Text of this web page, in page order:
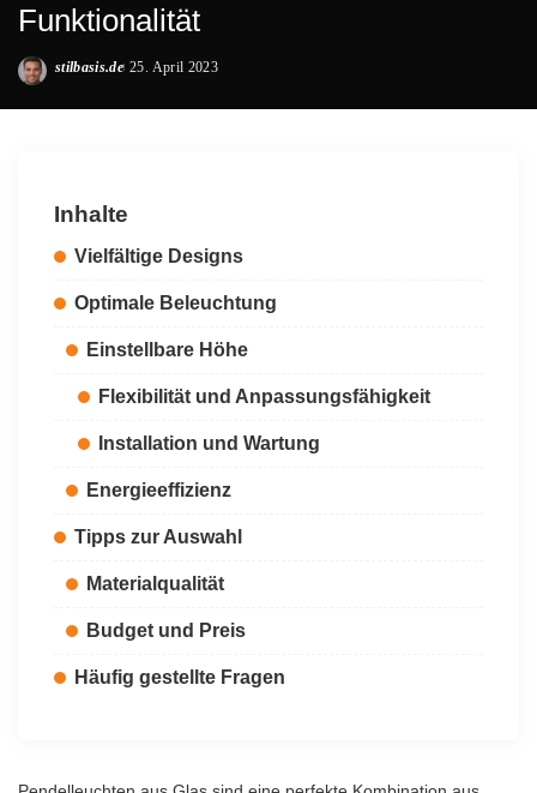
Funktionalität
Posted
stilbasis.de 25. April 2023
Inhalte
Vielfältige Designs
Optimale Beleuchtung
Einstellbare Höhe
Flexibilität und Anpassungsfähigkeit
Installation und Wartung
Energieeffizienz
Tipps zur Auswahl
Materialqualität
Budget und Preis
Häufig gestellte Fragen